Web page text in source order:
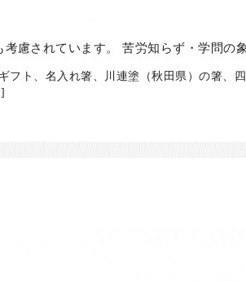
慮されています。 苦労知らず・学問の
フト、名入れ箸、川連塗（秋田県）の箸、